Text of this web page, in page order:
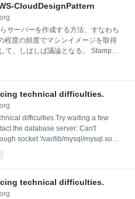
の説明 地理的ロケーションをまた
。このパターンによりデータロス
を担保する。クラウド以前からもあ
用いることで安価に複数の地理的ロ
、現実的な選択肢となった。 実装
CloudDesignPattern
サーバーを作成する方法、すなわち
程度の頻度でマシンイメージを取得
て、しばしば議論となる。 Stampパ
らなくなった場合や、アプリケー
シンイメージを再度作成し直す必
解決/パターンの説明 クラウドでは
るだけでなく、起動時にパラメータ
を利用してサーバー構成に必要なパ
technical difficulties.
difficulties.Try waiting a few
the database server: Can't
socket '/var/lib/mysql/mysql.sock'
technical difficulties.